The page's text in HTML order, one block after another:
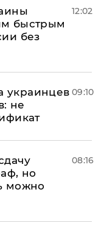
быстрым
без
12:02
украинцев
не
09:10
но
можно
08:16